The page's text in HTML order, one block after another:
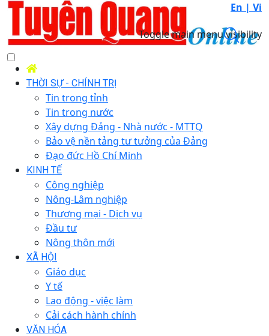
En | Vi
Toggle main menu visibility
THỜI SỰ - CHÍNH TRỊ
Tin trong tỉnh
Tin trong nước
Xây dựng Đảng - Nhà nước - MTTQ
Bảo vệ nền tảng tư tưởng của Đảng
Đạo đức Hồ Chí Minh
KINH TẾ
Công nghiệp
Nông-Lâm nghiệp
Thương mại - Dịch vụ
Đầu tư
Nông thôn mới
XÃ HỘI
Giáo dục
Y tế
Lao động - việc làm
Cải cách hành chính
VĂN HÓA